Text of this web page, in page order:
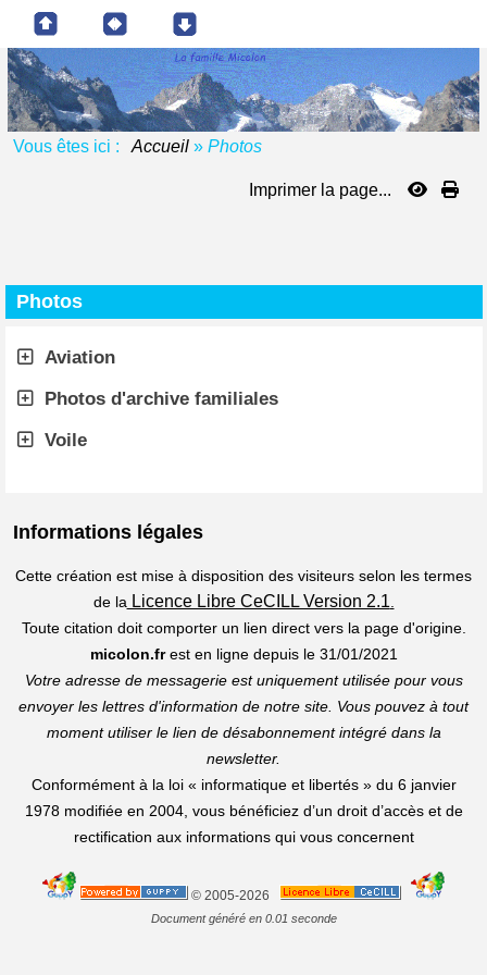
Vous êtes ici : Accueil » Photos
Imprimer la page...
Photos
Aviation
Photos d'archive familiales
Voile
Informations légales
Cette création est mise à disposition des visiteurs selon les termes
de la Licence Libre CeCILL Version 2.1.
Toute citation doit comporter un lien direct vers la page d'origine.
micolon.frest en ligne depuis le 31/01/2021
Votre adresse de messagerie est uniquement utilisée pour vous
envoyer les lettres d'information de notre site. Vous pouvez à tout
moment utiliser le lien de désabonnement intégré dans la
newsletter.
Conformément à la loi « informatique et libertés » du 6 janvier
1978 modifiée en 2004, vous bénéficiez d’un droit d’accès et de
rectification aux informations qui vous concernent
© 2005-2026
Document généré en 0.01 seconde